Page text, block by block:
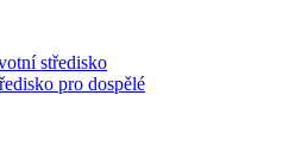
středisko
pro dospělé